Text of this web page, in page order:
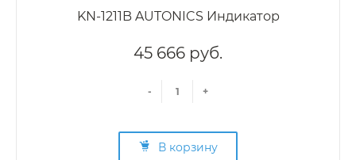
KN-1211B AUTONICS Индикатор
45 666 руб.
- +
В корзину